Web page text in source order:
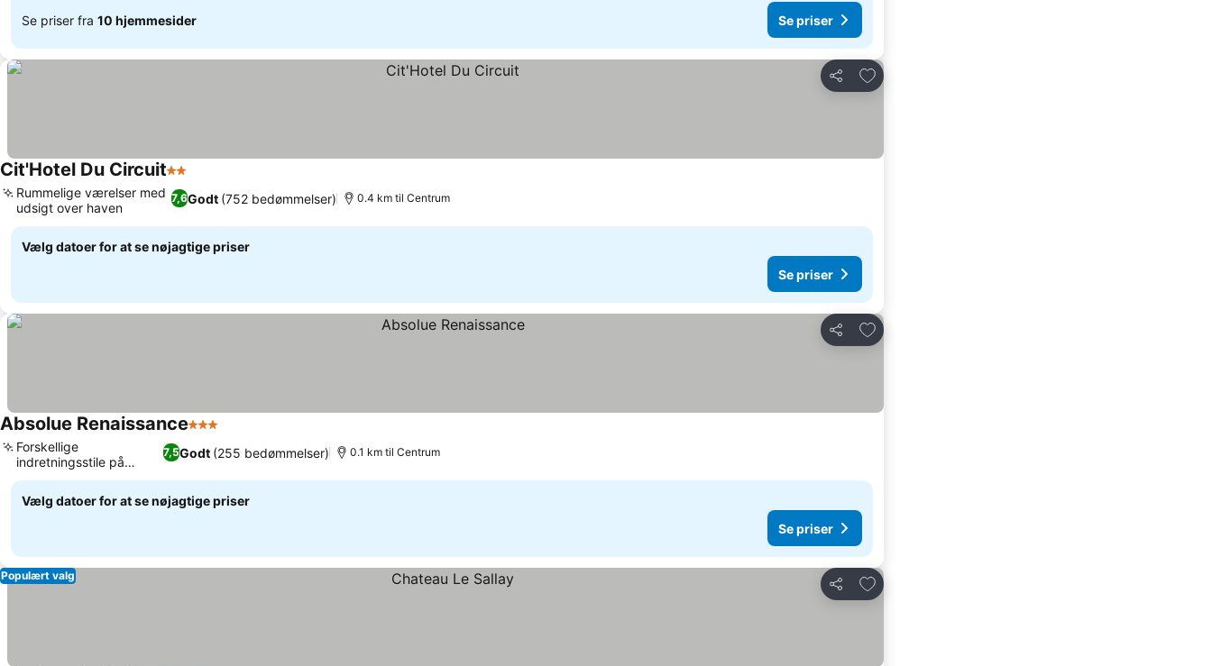
Se priser fra 10 hjemmesider Se priser
Del
Føj til favoritter
Cit'Hotel Du Circuit2 Stjerner
7,6Godt (752 bedømmelser)
Rummelige værelser med
udsigt over haven
0.4 km til Centrum
Vælg datoer for at se nøjagtige priser
Se priser
Del
Føj til favoritter
Absolue Renaissance3 Stjerner
7,5Godt (255 bedømmelser)
Forskellige
indretningsstile på
værelserne
0.1 km til Centrum
Vælg datoer for at se nøjagtige priser
Se priser
Del
Føj til favoritter
Populært valg